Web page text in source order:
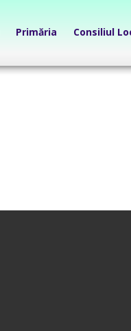
Primăria Consiliul